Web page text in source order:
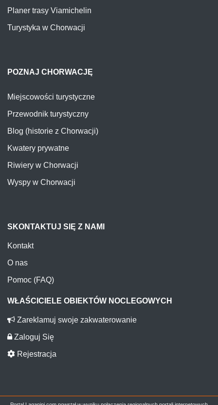
Planer trasy Viamichelin
Turystyka w Chorwacji
POZNAJ CHORWACJĘ
Miejscowości turystyczne
Przewodnik turystyczny
Blog (historie z Chorwacji)
Kwatery prywatne
Riwiery w Chorwacji
Wyspy w Chorwacji
SKONTAKTUJ SIĘ Z NAMI
Kontakt
O nas
Pomoc (FAQ)
WŁAŚCICIELE OBIEKTÓW NOCLEGOWYCH
Zareklamuj swoje zakwaterowanie
Zaloguj Się
Rejestracja